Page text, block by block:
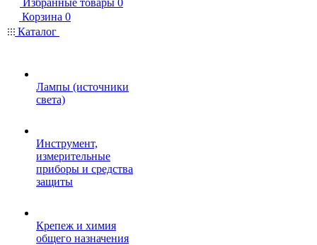
Избранные товары 0
Корзина 0
Каталог
Лампы (источники
света)
Инструмент,
измерительные
приборы и средства
защиты
Крепеж и химия
общего назначения